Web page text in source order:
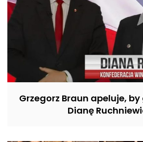
Grzegorz Braun apeluje, by
Dianę